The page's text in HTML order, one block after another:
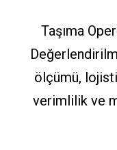
Taşıma
ölçümü,
verimlilik ve